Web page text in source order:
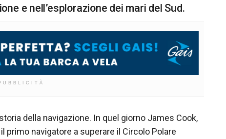
e nell’esplorazione dei mari del Sud.
della navigazione. In quel giorno James Cook,
primo navigatore a superare il Circolo Polare